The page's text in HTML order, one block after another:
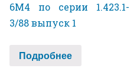
6М4 по серии 1.423.1-
3/88 выпуск 1
Подробнее